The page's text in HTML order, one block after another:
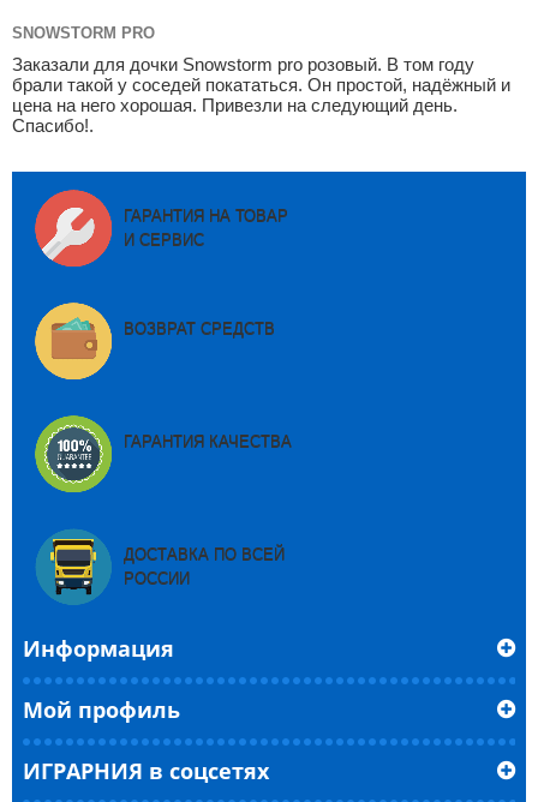
SNOWSTORM PRO
Заказали для дочки Snowstorm pro розовый. В том году
брали такой у соседей покататься. Он простой, надёжный и
цена на него хорошая. Привезли на следующий день.
Спасибо!.
ГАРАНТИЯ НА ТОВАР
И СЕРВИС
ВОЗВРАТ СРЕДСТВ
ГАРАНТИЯ КАЧЕСТВА
ДОСТАВКА ПО ВСЕЙ
РОССИИ
Информация
Мой профиль
ИГРАРНИЯ в соцсетях